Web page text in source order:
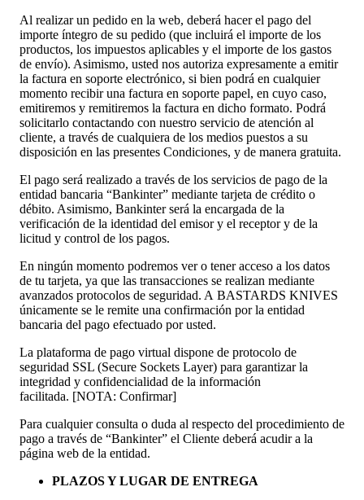
Al realizar un pedido en la web, deberá hacer el pago del
importe íntegro de su pedido (que incluirá el importe de los
productos, los impuestos aplicables y el importe de los gastos
de envío). Asimismo, usted nos autoriza expresamente a emitir
la factura en soporte electrónico, si bien podrá en cualquier
momento recibir una factura en soporte papel, en cuyo caso,
emitiremos y remitiremos la factura en dicho formato. Podrá
solicitarlo contactando con nuestro servicio de atención al
cliente, a través de cualquiera de los medios puestos a su
disposición en las presentes Condiciones, y de manera gratuita.
El pago será realizado a través de los servicios de pago de la
entidad bancaria “Bankinter” mediante tarjeta de crédito o
débito. Asimismo, Bankinter será la encargada de la
verificación de la identidad del emisor y el receptor y de la
licitud y control de los pagos.
En ningún momento podremos ver o tener acceso a los datos
de tu tarjeta, ya que las transacciones se realizan mediante
avanzados protocolos de seguridad. A BASTARDS KNIVES
únicamente se le remite una confirmación por la entidad
bancaria del pago efectuado por usted.
La plataforma de pago virtual dispone de protocolo de
seguridad SSL (Secure Sockets Layer) para garantizar la
integridad y confidencialidad de la información
facilitada. [NOTA: Confirmar]
Para cualquier consulta o duda al respecto del procedimiento de
pago a través de “Bankinter” el Cliente deberá acudir a la
página web de la entidad.
PLAZOS Y LUGAR DE ENTREGA